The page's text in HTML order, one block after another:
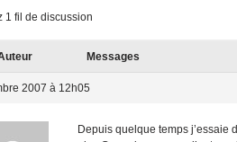
1 fil de discussion
Messages
2007 à 12h05
Depuis quelque temps j’essaie